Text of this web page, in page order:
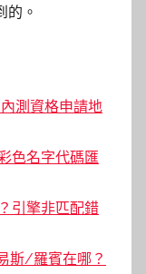
的。
測資格申請地
色名字代碼匯
引擎非匹配錯
斯/羅賓在哪？